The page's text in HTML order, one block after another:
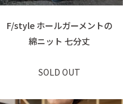
F/style ホールガーメントの
綿ニット 七分丈
SOLD OUT